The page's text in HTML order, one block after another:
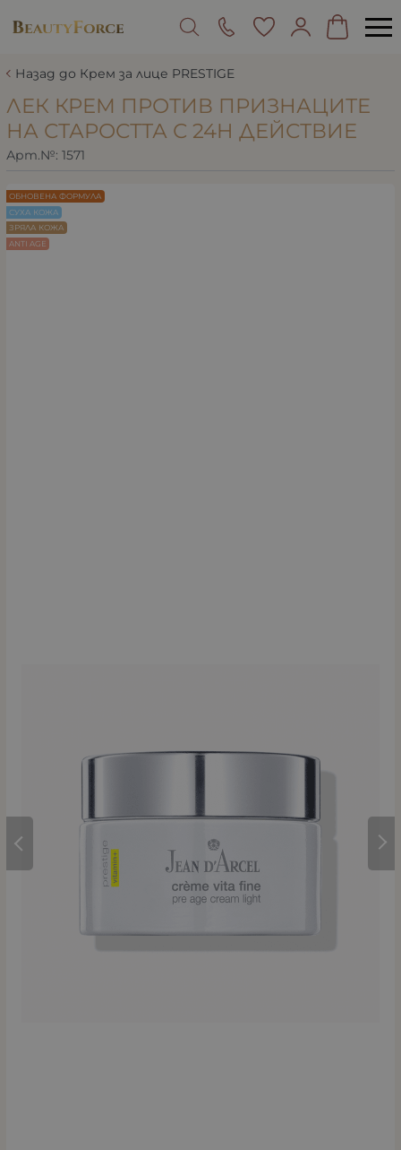
Назад до Крем за лице PRESTIGE
ЛЕК КРЕМ ПРОТИВ ПРИЗНАЦИТЕ
НА СТАРОСТТА С 24H ДЕЙСТВИЕ
Арт.№: 1571
ОБНОВЕНА ФОРМУЛА
СУХА КОЖА
ЗРЯЛА КОЖА
ANTI AGE